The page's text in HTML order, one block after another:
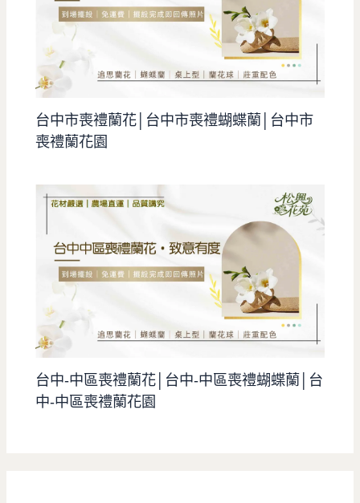
台中市喪禮蘭花│台中市喪禮蝴蝶蘭│台中市
喪禮蘭花園
台中-中區喪禮蘭花│台中-中區喪禮蝴蝶蘭│台
中-中區喪禮蘭花園